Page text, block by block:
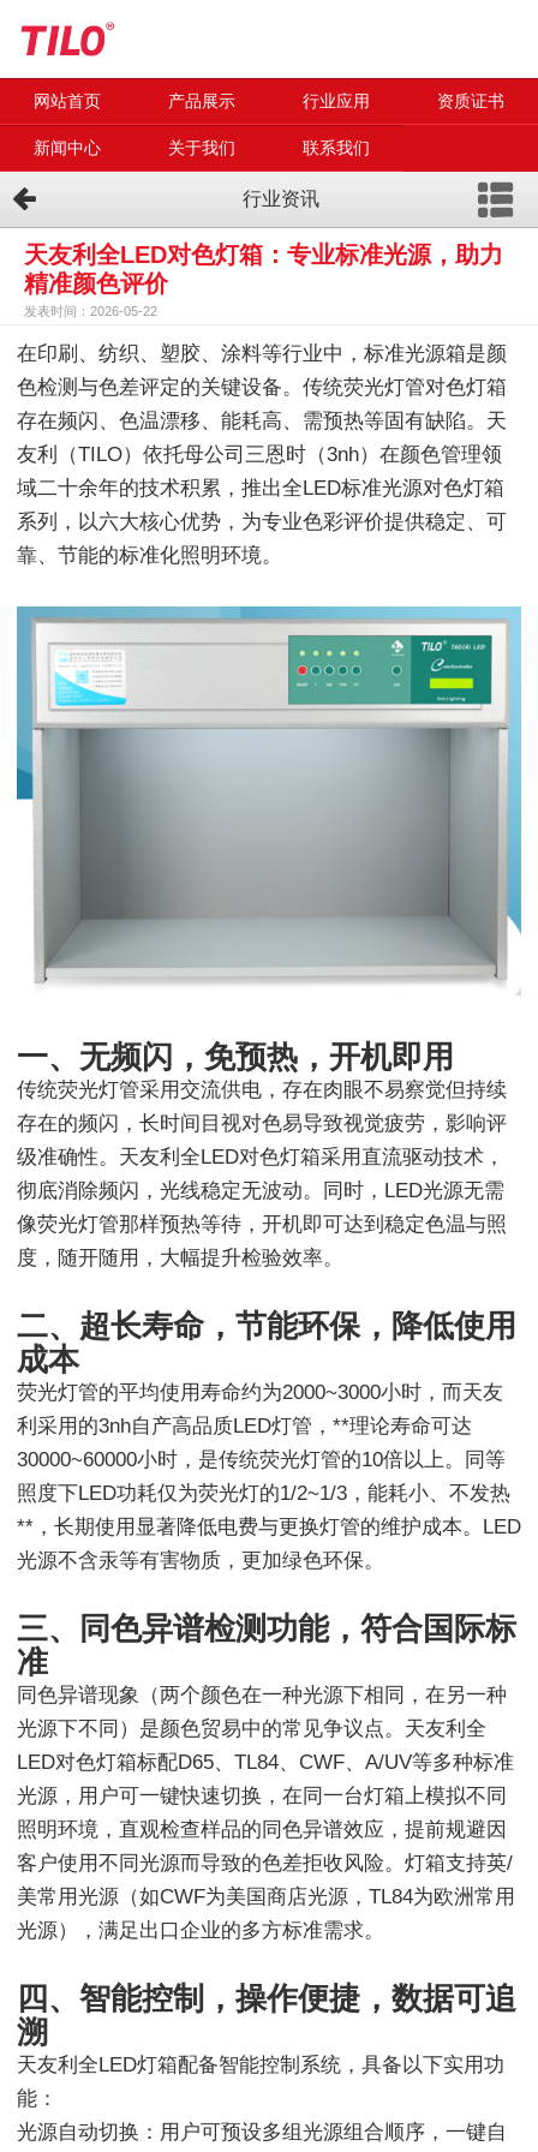
网站首页 产品展示 行业应用 资质证书
新闻中心 关于我们 联系我们
行业资讯
天友利全LED对色灯箱：专业标准光源，助力
精准颜色评价
发表时间：2026-05-22
在印刷、纺织、塑胶、涂料等行业中，标准光源箱是颜
色检测与色差评定的关键设备。传统荧光灯管对色灯箱
存在频闪、色温漂移、能耗高、需预热等固有缺陷。天
友利（TILO）依托母公司三恩时（3nh）在颜色管理领
域二十余年的技术积累，推出全LED标准光源对色灯箱
系列，以六大核心优势，为专业色彩评价提供稳定、可
靠、节能的标准化照明环境。
一、无频闪，免预热，开机即用
传统荧光灯管采用交流供电，存在肉眼不易察觉但持续
存在的频闪，长时间目视对色易导致视觉疲劳，影响评
级准确性。天友利全LED对色灯箱采用直流驱动技术，
彻底消除频闪，光线稳定无波动。同时，LED光源无需
像荧光灯管那样预热等待，开机即可达到稳定色温与照
度，随开随用，大幅提升检验效率。
二、超长寿命，节能环保，降低使用
成本
荧光灯管的平均使用寿命约为2000~3000小时，而天友
利采用的3nh自产高品质LED灯管，**理论寿命可达
30000~60000小时，是传统荧光灯管的10倍以上。同等
照度下LED功耗仅为荧光灯的1/2~1/3，能耗小、不发热
**，长期使用显著降低电费与更换灯管的维护成本。LED
光源不含汞等有害物质，更加绿色环保。
三、同色异谱检测功能，符合国际标
准
同色异谱现象（两个颜色在一种光源下相同，在另一种
光源下不同）是颜色贸易中的常见争议点。天友利全
LED对色灯箱标配D65、TL84、CWF、A/UV等多种标准
光源，用户可一键快速切换，在同一台灯箱上模拟不同
照明环境，直观检查样品的同色异谱效应，提前规避因
客户使用不同光源而导致的色差拒收风险。灯箱支持英/
美常用光源（如CWF为美国商店光源，TL84为欧洲常用
光源），满足出口企业的多方标准需求。
四、智能控制，操作便捷，数据可追
溯
天友利全LED灯箱配备智能控制系统，具备以下实用功
能：
光源自动切换：用户可预设多组光源组合顺序，一键自